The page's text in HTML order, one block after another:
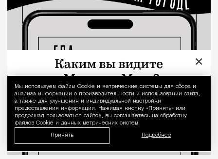
Уведомление
Мы используем файлы Сookie и метрические системы для сбора и
анализа информации о производительности и использовании сайта,
а также для улучшения и индивидуальной настройки
предоставления информации. Нажимая кнопку «Принять» или
продолжая пользоваться сайтом, вы соглашаетесь на обработку
файлов Cookie и данных метрических систем.
Принять Подробнее
×